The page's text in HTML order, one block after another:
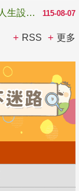
115-08-07
高齡不是終點而是夢想起點！教育部打造「人生設計夢工場」 參展第3屆高齡健康產業博覽會
RSS 更多